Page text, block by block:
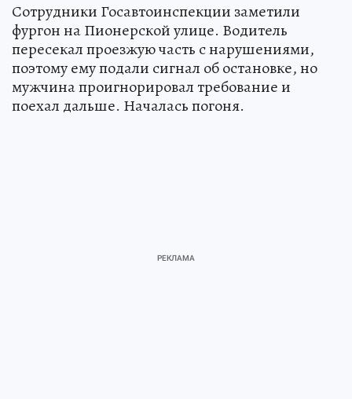
Сотрудники Госавтоинспекции заметили
фургон на Пионерской улице. Водитель
пересекал проезжую часть с нарушениями,
поэтому ему подали сигнал об остановке, но
мужчина проигнорировал требование и
поехал дальше. Началась погоня.